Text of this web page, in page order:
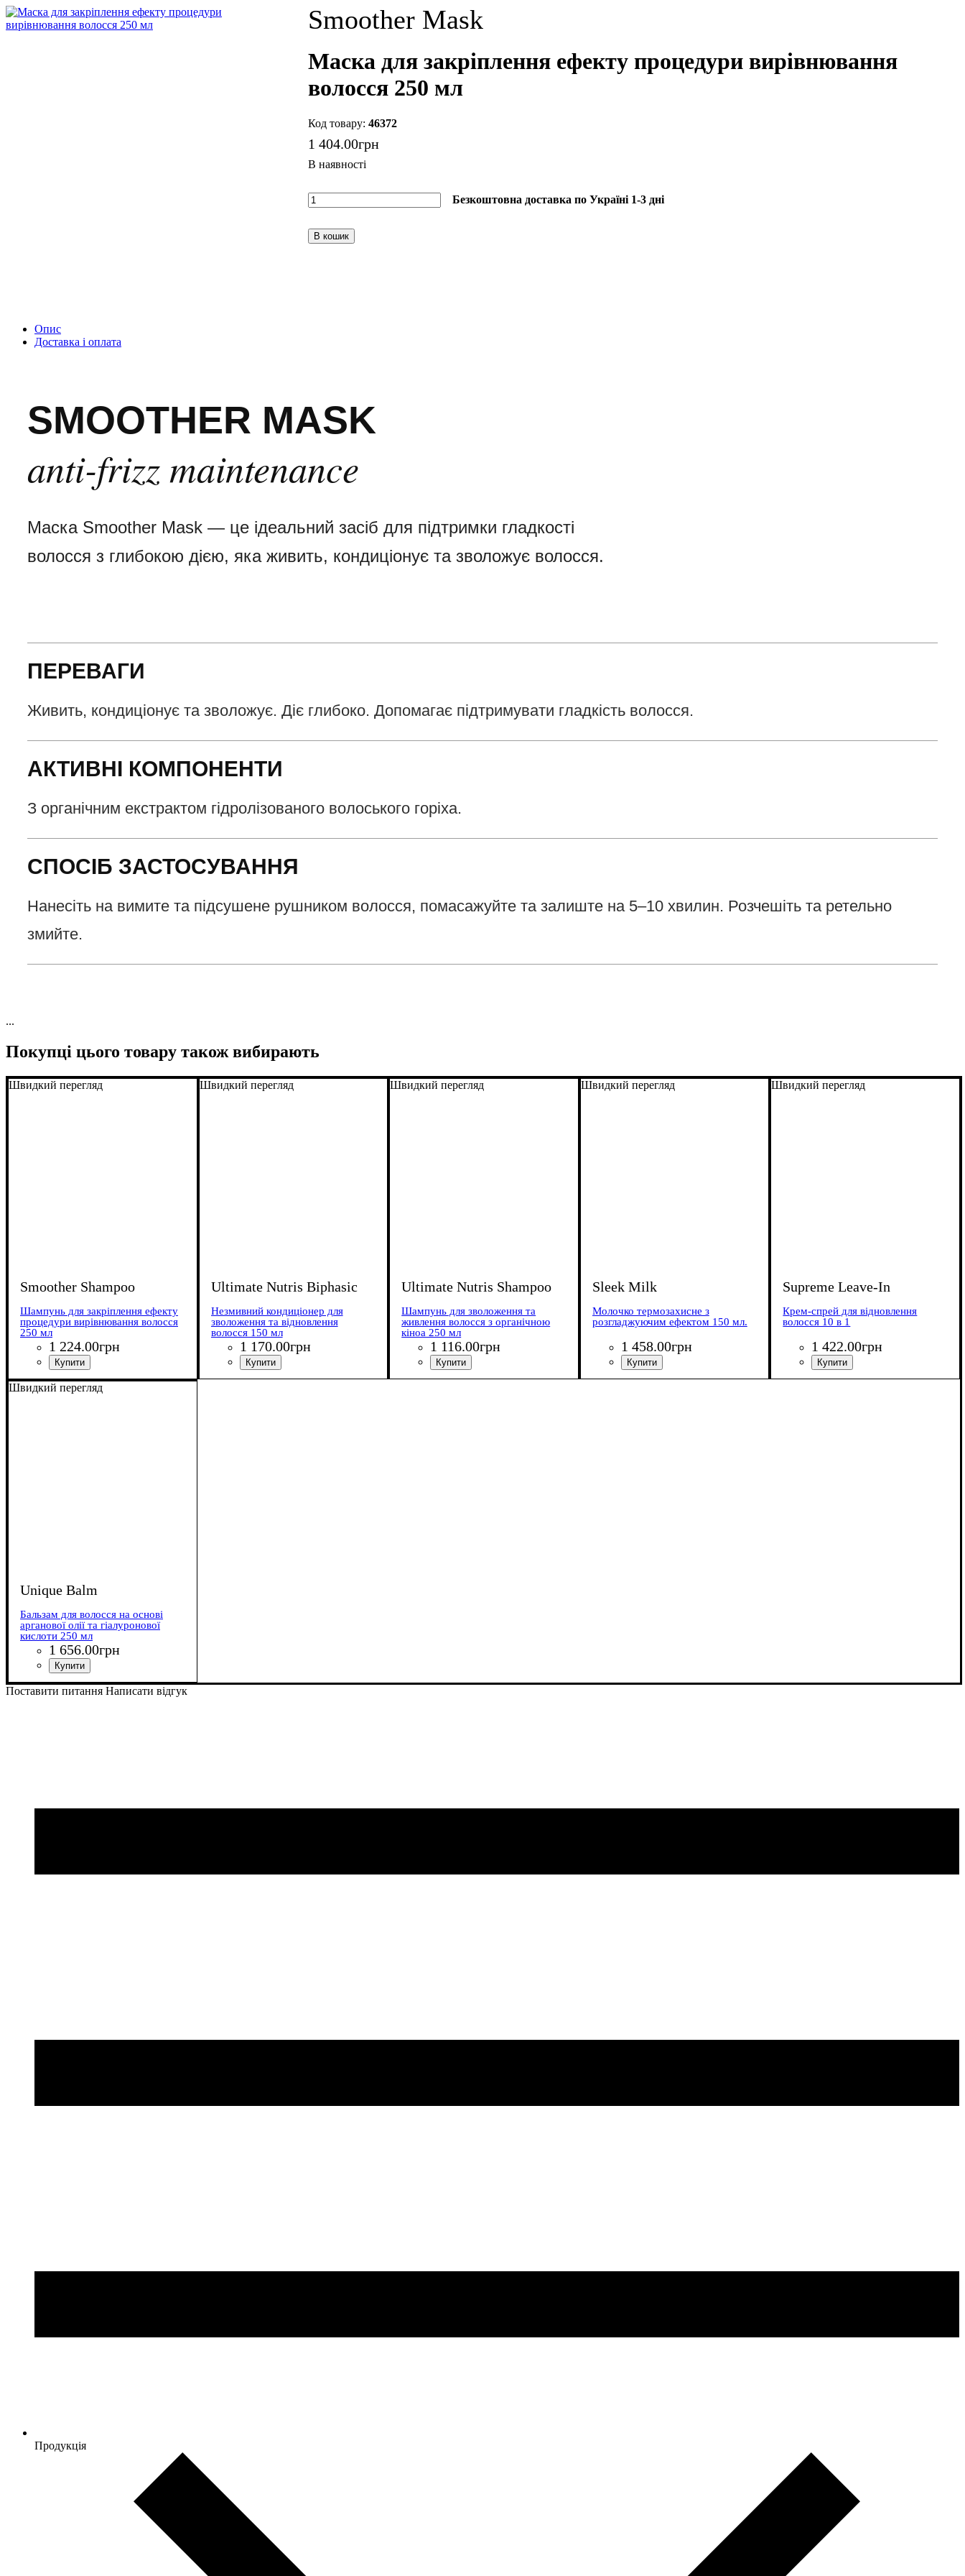
Smoother Mask
Маска для закріплення ефекту процедури вирівнювання
волосся 250 мл
46372
1 404.00грн
Безкоштовна доставка по Україні 1-3 дні
В кошик
Опис
Доставка і оплата
SMOOTHER MASK
anti-frizz maintenance
Маска Smoother Mask — це ідеальний засіб для підтримки гладкості
волосся з глибокою дією, яка живить, кондиціонує та зволожує волосся.
ПЕРЕВАГИ
Живить, кондиціонує та зволожує. Діє глибоко. Допомагає підтримувати гладкість волосся.
АКТИВНІ КОМПОНЕНТИ
З органічним екстрактом гідролізованого волоського горіха.
СПОСІБ ЗАСТОСУВАННЯ
Нанесіть на вимите та підсушене рушником волосся, помасажуйте та залиште на 5–10 хвилин. Розчешіть та ретельно
змийте.
...
Покупці цього товару також вибирають
Швидкий перегляд
Smoother Shampoo
Шампунь для закріплення ефекту
процедури вирівнювання волосся
250 мл
1 224.00грн
Швидкий перегляд
Ultimate Nutris Biphasic
Незмивний кондиціонер для
зволоження та відновлення
волосся 150 мл
1 170.00грн
Швидкий перегляд
Ultimate Nutris Shampoo
Шампунь для зволоження та
живлення волосся з органічною
кіноа 250 мл
1 116.00грн
Швидкий перегляд
Sleek Milk
Молочко термозахисне з
розгладжуючим ефектом 150 мл.
1 458.00грн
Швидкий перегляд
Supreme Leave-In
Крем-спрей для відновлення
волосся 10 в 1
1 422.00грн
Швидкий перегляд
Unique Balm
Бальзам для волосся на основі
арганової олії та гіалуронової
кислоти 250 мл
1 656.00грн
Поставити питання Написати відгук
Продукція